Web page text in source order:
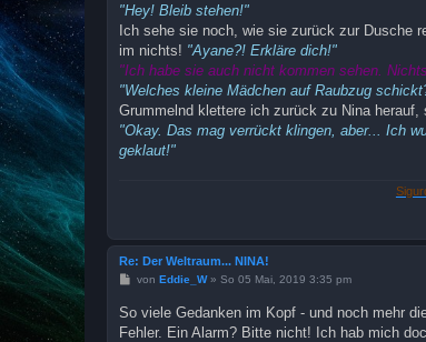
"Hey! Bleib stehen!"
Ich sehe sie noch, wie sie zurück zur Dusche
im nichts! "Ayane?! Erkläre dich!"
"Ich habe sie auch nicht kommen sehen.
"Welches kleine Mädchen auf Raubzug
Grummelnd klettere ich zurück zu Nina herauf,
"Okay. Das mag verrückt klingen, aber... Ich
geklaut!"
Re: Der Weltraum... NINA!
B
t
r
von Eddie_W» So 05 Mai, 2019 3:35 pm
So viele Gedanken im Kopf - und noch mehr
Fehler. Ein Alarm? Bitte nicht! Ich hab mich